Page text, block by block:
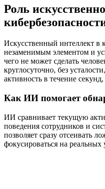
Роль
Искусственный интеллект в
незаменимым элементом и
чего не может сделать
круглосуточно, без
активность в течение
Как ИИ помогает
ИИ сравнивает текущую
поведения сотрудников и
позволяет сразу отсеивать
фокусироваться на реальных